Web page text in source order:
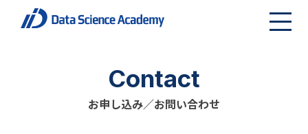
Contact
お申し込み／お問い合わせ